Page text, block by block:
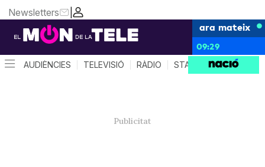
|
Newsletters
ara mateix
09:29
AUDIÈNCIES TELEVISIÓ RÀDIO STAR SYSTEM